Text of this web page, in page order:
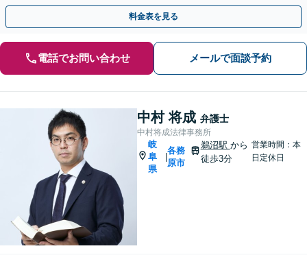
続もお任せください」【当日・夜間相談可（要相談）】
料金表を見る
電話でお問い合わせ メールで面談予約
中村 将成 弁護士
中村将成法律事務所
岐
阜
県
各務
原市
鵜沼駅 から
徒歩3分
営業時間：本
日定休日